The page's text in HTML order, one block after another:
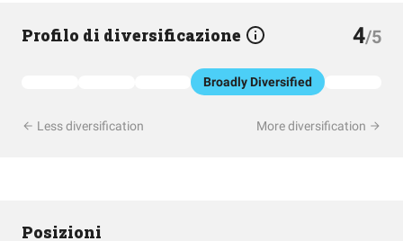
Profilo di diversificazione 4/5
Broadly Diversified
Less diversification More diversification
Posizioni